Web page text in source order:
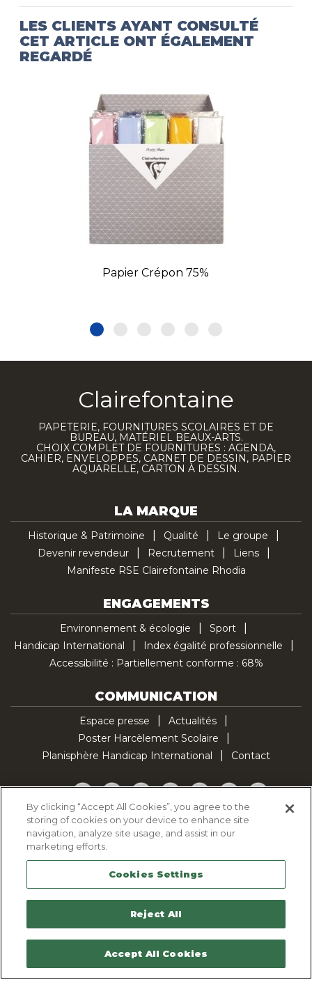
LES CLIENTS AYANT CONSULTÉ
CET ARTICLE ONT ÉGALEMENT
REGARDÉ
Papier Crépon 75%
Clairefontaine
PAPETERIE, FOURNITURES SCOLAIRES ET DE
BUREAU, MATÉRIEL BEAUX-ARTS.
CHOIX COMPLET DE FOURNITURES : AGENDA,
CAHIER, ENVELOPPES, CARNET DE DESSIN, PAPIER
AQUARELLE, CARTON À DESSIN.
LA MARQUE
Historique & Patrimoine Qualité
Le groupe
Devenir revendeur
Recrutement
Liens
Manifeste RSE Clairefontaine Rhodia
ENGAGEMENTS
Environnement & écologie
Sport
Handicap International
Index égalité professionnelle
Accessibilité : Partiellement conforme : 68%
COMMUNICATION
Espace presse
Actualités
Poster Harcèlement Scolaire
Planisphère Handicap International
Contact
Facebook
TwitterYouTubePinterestInstagramLinkedInTikTok
Politique d'utilisation des cookies
Politique de confidentialité
Mentions légales
Plan du site
Contactez-nous
By clicking “Accept All Cookies”, you agree to the
storing of cookies on your device to enhance site
navigation, analyze site usage, and assist in our
marketing efforts.
Cookies Settings
Reject All
Accept All Cookies